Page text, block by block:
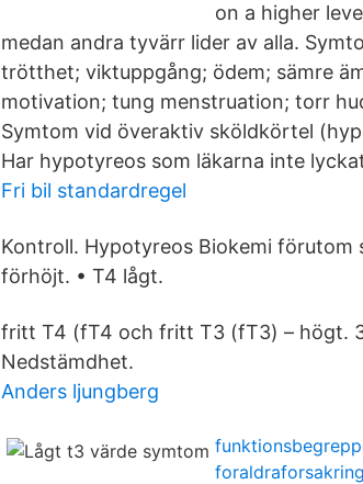
on a higher
medan andra tyvärr lider av alla.
trötthet; viktuppgång; ödem; sämre
motivation; tung menstruation; torr
Symtom vid överaktiv sköldkörtel
Har hypotyreos som läkarna inte
Fri bil standardregel
Kontroll. Hypotyreos Biokemi
förhöjt. • T4 lågt.
fritt T4 (fT4 och fritt T3 (fT3) – högt.
Nedstämdhet.
Anders ljungberg